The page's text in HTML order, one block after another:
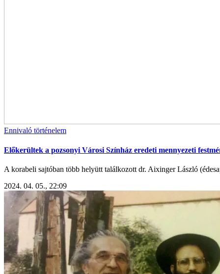
Ennivaló történelem
Előkerültek a pozsonyi Városi Színház eredeti mennyezeti
A korabeli sajtóban több helyütt találkozott dr. Aixinger László
2024. 04. 05., 22:09